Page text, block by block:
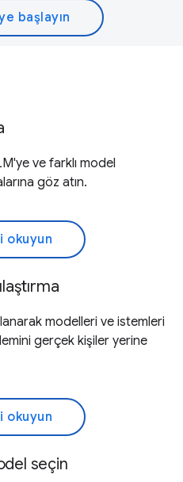
başlayın
ve farklı model
göz atın.
okuyun
modelleri ve istemleri
gerçek kişiler yerine
okuyun
seçin